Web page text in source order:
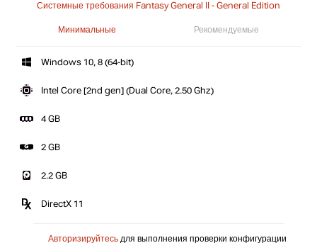
Системные требования Fantasy General II - General Edition
Минимальные Рекомендуемые
Windows 10, 8 (64-bit)
Intel Core [2nd gen] (Dual Core, 2.50 Ghz)
4 GB
2 GB
2.2 GB
DirectX 11
Авторизируйтесь для выполнения проверки конфигурации